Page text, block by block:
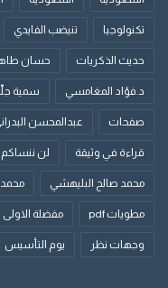
إذا كان ترك المسافة
يحدث في الخارج
تكنولوجيا تنيضب الفايدي
حديث الذكريات حسان
د.فؤاد المغامسي سمية
صفحات عبدالمحسن
قراءة في وثيقة لن ننساكم
محمد صالح البليهشي
مطويات pdf مفضلة الاولى
وجهات نظر يوم التأسيس